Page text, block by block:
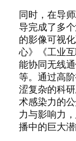
同时，在导
导完成了多
的影像可视
心》《工业
能协同无线
等。通过高
涩复杂的科
术感染力的
力与影响力
播中的巨大潜